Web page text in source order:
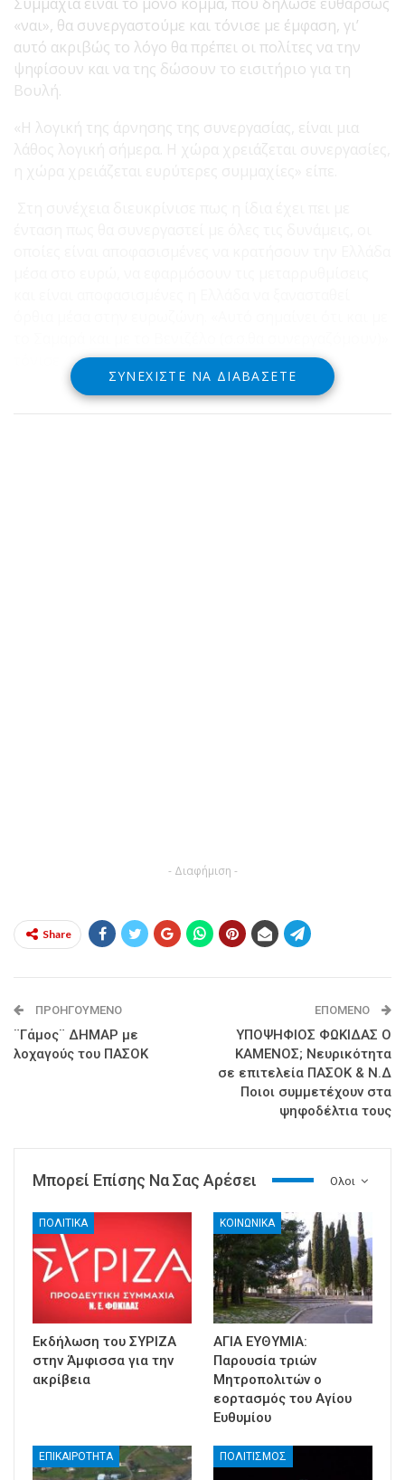
«ναι», θα συνεργαστούμε και τόνισε με έμφαση, γι’
αυτό ακριβώς το λόγο θα πρέπει οι πολίτες να την
ψηφίσουν και να της δώσουν το εισιτήριο για τη
Βουλή.
«Η λογική της άρνησης της συνεργασίας, είναι μια
λάθος λογική σήμερα. Η χώρα χρειάζεται συνεργασίες,
ΣΥΝΕΧΊΣΤΕ ΝΑ ΔΙΑΒΆΣΕΤΕ
- Διαφήμιση -
Share
ΠΡΟΗΓΟΎΜΕΝΟ
¨Γάμος¨ ΔΗΜΑΡ με
λοχαγούς του ΠΑΣΟΚ
ΕΠΌΜΕΝΟ
ΥΠΟΨΗΦΙΟΣ ΦΩΚΙΔΑΣ Ο
ΚΑΜΕΝΟΣ; Νευρικότητα
σε επιτελεία ΠΑΣΟΚ & Ν.Δ
Ποιοι συμμετέχουν στα
ψηφοδέλτια τους
Ολοι
Μπορεί Επίσης Να Σας Αρέσει
ΠΟΛΙΤΙΚΑ
Εκδήλωση του ΣΥΡΙΖΑ
στην Άμφισσα για την
ακρίβεια
ΚΟΙΝΩΝΙΚΑ
ΑΓΙΑ ΕΥΘΥΜΙΑ:
Παρουσία τριών
Μητροπολιτών ο
εορτασμός του Αγίου
Ευθυμίου
ΕΠΙΚΑΙΡΟΤΗΤΑ ΠΟΛΙΤΙΣΜΟΣ